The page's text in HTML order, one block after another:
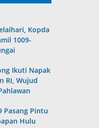
Kopda
1009-
Ikuti Napak
RI, Wujud
Pasang Pintu
Hulu